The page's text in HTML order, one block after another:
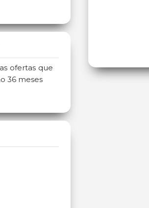
ofertas que
36 meses